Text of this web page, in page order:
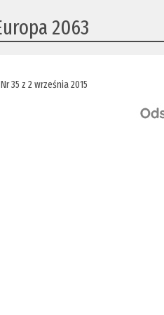
2063
Nr 35 z 2 września 2015